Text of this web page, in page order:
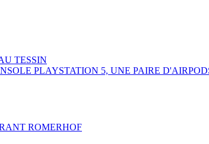
TESSIN
PLAYSTATION 5, UNE PAIRE
ROMERHOF